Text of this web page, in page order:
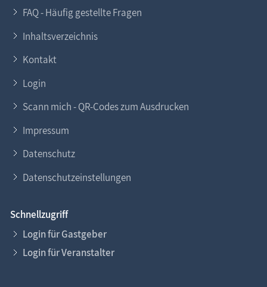
FAQ - Häufig gestellte Fragen
Inhaltsverzeichnis
Kontakt
Login
Scann mich - QR-Codes zum Ausdrucken
Impressum
Datenschutz
Datenschutzeinstellungen
Schnellzugriff
Login für Gastgeber
Login für Veranstalter